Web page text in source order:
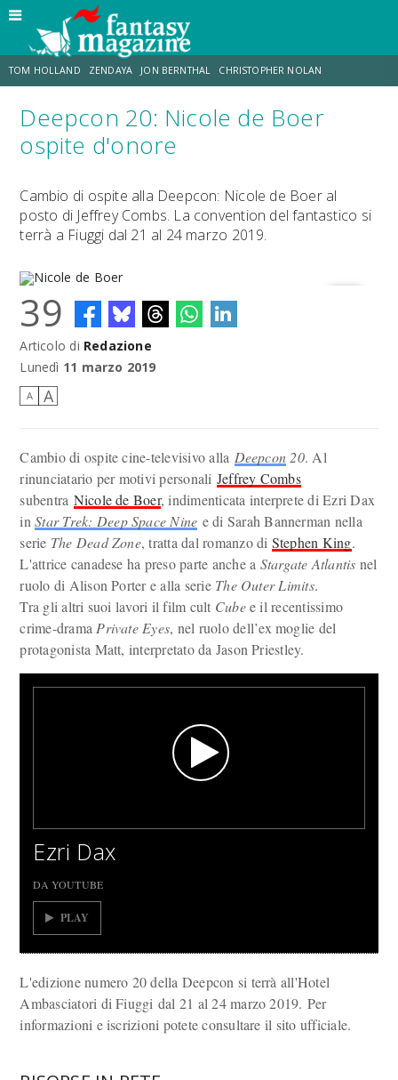
TOM HOLLAND ZENDAYA JON BERNTHAL CHRISTOPHER NOLAN
STRANIMONDI LUCCA COMICS & GAMES ODISSEA DESTIN DANIEL CRETTON
Deepcon 20: Nicole de Boer
ospite d'onore
Cambio di ospite alla Deepcon: Nicole de Boer al
posto di Jeffrey Combs. La convention del fantastico si
terrà a Fiuggi dal 21 al 24 marzo 2019.
Nicole de Boer
39
Articolo di Redazione
Lunedì 11 marzo 2019
A A
Cambio di ospite cine-televisivo alla Deepcon 20. Al
rinunciatario per motivi personali Jeffrey Combs
subentra Nicole de Boer, indimenticata interprete di Ezri Dax
inStar Trek: Deep Space Nine e di Sarah Bannerman nella
serie The Dead Zone, tratta dal romanzo di Stephen King.
L'attrice canadese ha preso parte anche a Stargate Atlantis nel
ruolo di Alison Porter e alla serie The Outer Limits.
Tra gli altri suoi lavori il film cult Cubee il recentissimo
crime-drama Private Eyes, nel ruolo dell’ex moglie del
protagonista Matt, interpretato da Jason Priestley.
Ezri Dax
DA YOUTUBE
PLAY
L'edizione numero 20 della Deepcon si terrà all'Hotel
Ambasciatori di Fiuggi dal 21 al 24 marzo 2019. Per
informazioni e iscrizioni potete consultare il sito ufficiale.